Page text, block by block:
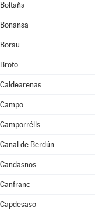
Boltaña
Bonansa
Borau
Broto
Caldearenas
Campo
Camporrélls
Canal de Berdún
Candasnos
Canfranc
Capdesaso